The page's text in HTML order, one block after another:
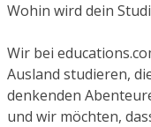
Wohin wird dein
Wir bei
Ausland studieren,
denkenden
und wir möchten,